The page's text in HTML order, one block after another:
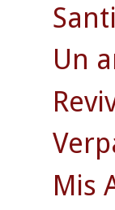
Un
Mis